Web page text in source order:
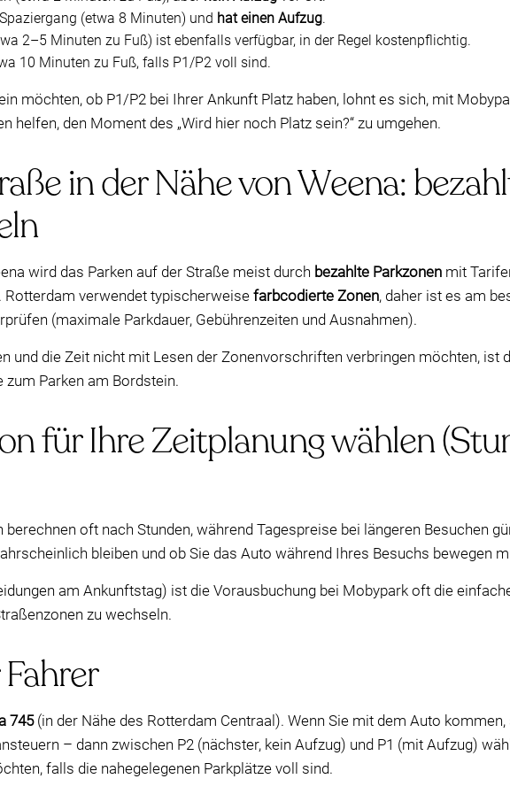
(etwa 8 Minuten) und hat einen Aufzug.
2–5 Minuten zu Fuß) ist ebenfalls verfügbar, in der Regel kostenpflichtig.
10 Minuten zu Fuß, falls P1/P2 voll sind.
möchten, ob P1/P2 bei Ihrer Ankunft Platz haben, lohnt es sich, mit
helfen, den Moment des „Wird hier noch Platz sein?“ zu umgehen.
in der Nähe von Weena:
wird das Parken auf der Straße meist durch bezahlte Parkzonen mit
Rotterdam verwendet typischerweise farbcodierte Zonen, daher ist es am
(maximale Parkdauer, Gebührenzeiten und Ausnahmen).
und die Zeit nicht mit Lesen der Zonenvorschriften verbringen möchten, ist
Parken am Bordstein.
für Ihre Zeitplanung wählen
oft nach Stunden, während Tagespreise bei längeren Besuchen
bleiben und ob Sie das Auto während Ihres Besuchs bewegen
am Ankunftstag) ist die Vorausbuchung bei Mobypark oft die
zu wechseln.
745(in der Nähe des Rotterdam Centraal). Wenn Sie mit dem Auto
– dann zwischen P2 (nächster, kein Aufzug) und P1 (mit Aufzug)
falls die nahegelegenen Parkplätze voll sind.